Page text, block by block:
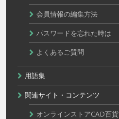
会員情報の編集方法
パスワードを忘れた時は
よくあるご質問
用語集
関連サイト・コンテンツ
オンラインストアCAD百貨